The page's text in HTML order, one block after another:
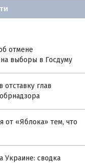
отмене
выборы в Госдуму
глав
от «Яблока» тем, что
Украине: сводка